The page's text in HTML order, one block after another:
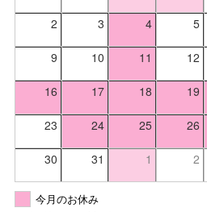
2 3 4 5
9 10 11 12
16 17 18 19
23 24 25 26
30 31 1 2
今月のお休み